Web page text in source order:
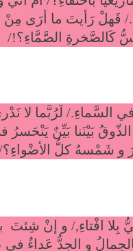
فَهلْ رَأيتَ ما
كَالصَّخرةِ الصَّمَّاءِ؟!/
في السَّماءِ./ لَرُبَّما لا
الذّوقُ بَيْنَنا بَيِّنٌ
و شَمْسهُ كلُّ
بِلا افْتاءِ,/ و إنْ
و الجِدُّ عَداءٌ